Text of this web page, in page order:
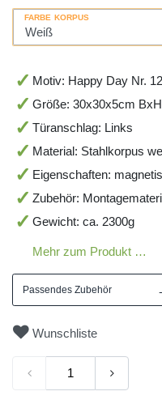
FARBE KORPUS
Motiv: Happy Day Nr.
Größe: 30x30x5cm
Türanschlag: Links
Material: Stahlkorpus
Eigenschaften:
Zubehör:
Gewicht: ca. 2300g
Mehr zum Produkt …
Passendes Zubehör
Wunschliste